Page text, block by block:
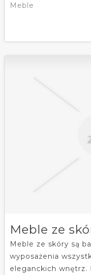
Meble
Meble ze
Meble ze skóry są
wyposażenia
eleganckich wnętrz.